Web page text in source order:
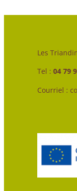
Les
Tel :04 79
Courriel :